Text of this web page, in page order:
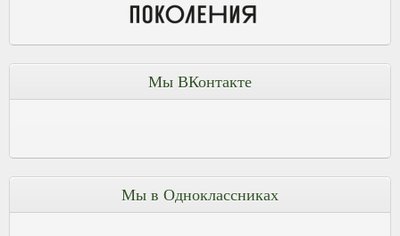
Мы ВКонтакте
Мы в Одноклассниках